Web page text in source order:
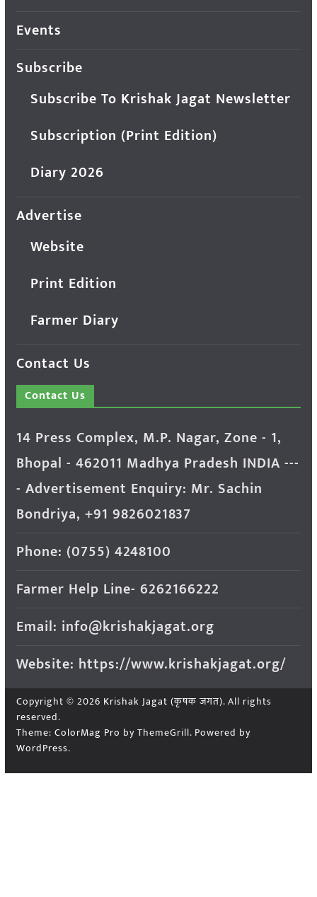
Events
Subscribe
Subscribe To Krishak Jagat Newsletter
Subscription (Print Edition)
Diary 2026
Advertise
Website
Print Edition
Farmer Diary
Contact Us
Contact Us
14 Press Complex, M.P. Nagar, Zone - 1,
Bhopal - 462011 Madhya Pradesh INDIA ---
- Advertisement Enquiry: Mr. Sachin
Bondriya, +91 9826021837
Phone: (0755) 4248100
Farmer Help Line- 6262166222
Email: info@krishakjagat.org
Website: https://www.krishakjagat.org/
Copyright © 2026 Krishak Jagat (कृषक जगत). All rights
reserved.
Theme: ColorMag Pro by ThemeGrill. Powered by
WordPress.